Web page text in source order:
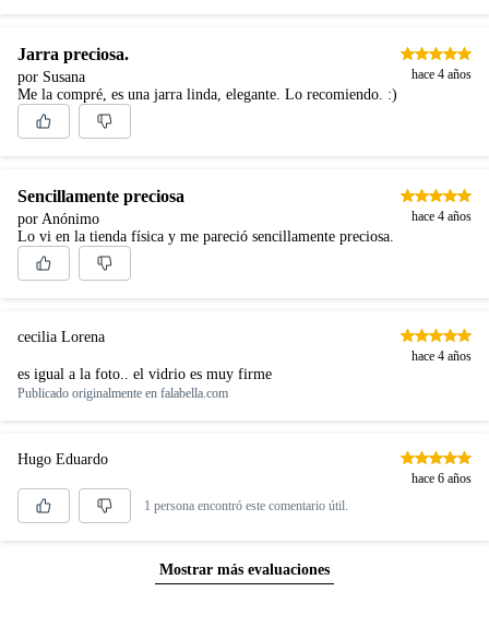
Jarra preciosa.
por Susana hace 4 años
Me la compré, es una jarra linda, elegante. Lo recomiendo. :)
Sencillamente preciosa
por Anónimo hace 4 años
Lo vi en la tienda física y me pareció sencillamente preciosa.
cecilia Lorena
hace 4 años
es igual a la foto.. el vidrio es muy firme
Publicado originalmente en falabella.com
Hugo Eduardo
hace 6 años
1 persona encontró este comentario útil.
Mostrar más evaluaciones